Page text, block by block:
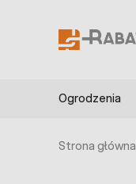
Ogrodzenia
Strona główna